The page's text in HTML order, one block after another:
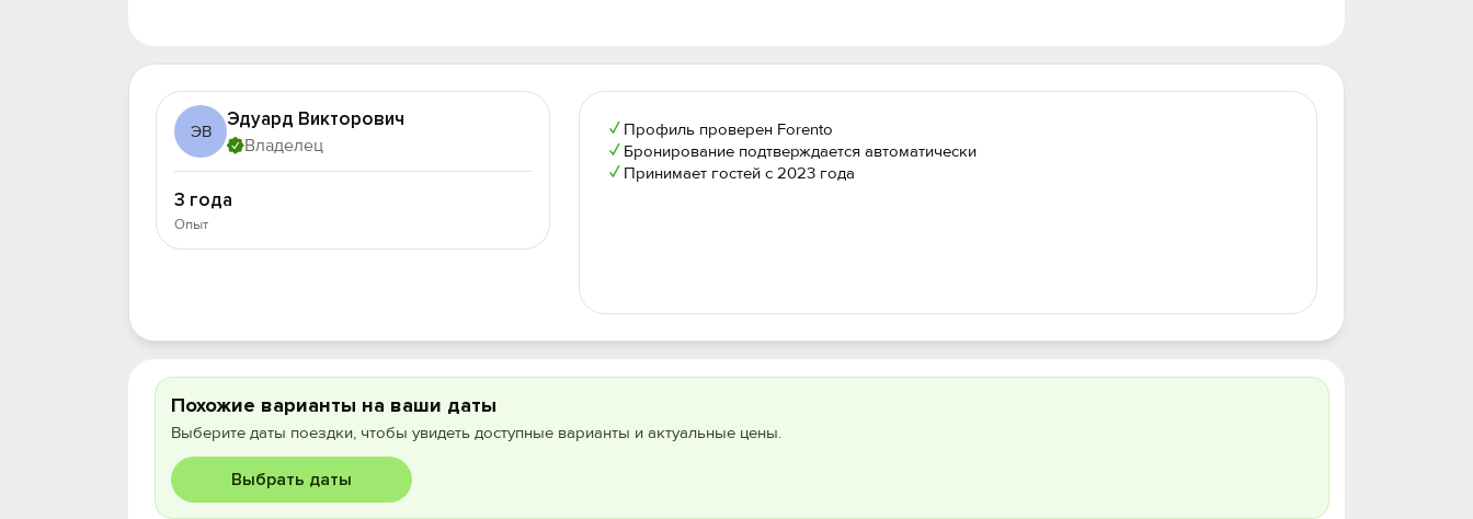
ЭВ
Эдуард Викторович
Владелец
3 года
Опыт
✓ Профиль проверен Forento
✓ Бронирование подтверждается автоматически
✓ Принимает гостей с 2023 года
Похожие варианты на ваши даты
Выберите даты поездки, чтобы увидеть доступные варианты и актуальные цены.
Выбрать даты